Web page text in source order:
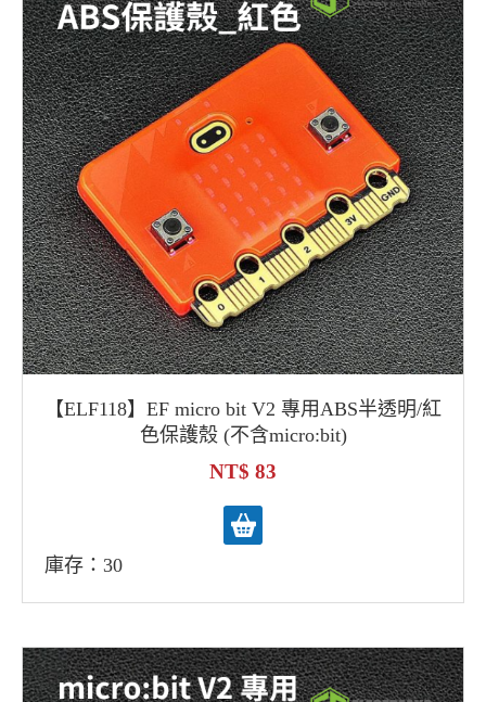
【ELF118】EF micro bit V2 專用ABS半透明/紅
色保護殼 (不含micro:bit)
83
庫存：30